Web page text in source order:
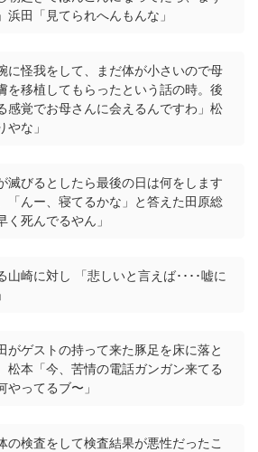
浜田「見てられへんもんな」
に怪我をして、まだ体が小さいので母
を移植してもらったという話の時。後
感覚でお母さんに会えるんですわ」松
やな」
滅びるとしたら最後の日は何をします
「んー、寝てるかな」と答えた田原総
く死んでるやん」
山崎に対し 「悲しいと言えば････嘘に
がゲストの持って来た豚足を床に落と
松本「今、苦情の電話ガンガン来てる
やってるブ〜」
の検査をして検査結果が悪性だったこ